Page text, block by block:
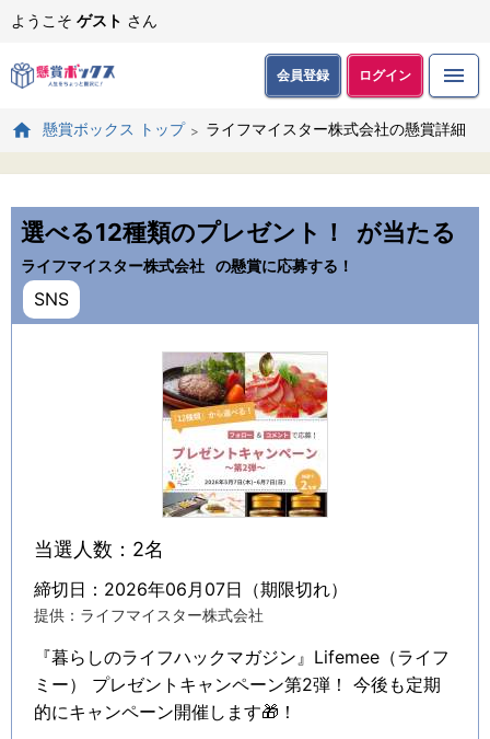
ようこそ ゲスト さん
会員登録 ログイン
懸賞ボックス トップ ライフマイスター株式会社の懸賞詳細
選べる12種類のプレゼント！ が当たる
ライフマイスター株式会社 の懸賞に応募する！
SNS
当選人数：2名
締切日：2026年06月07日（期限切れ）
提供：ライフマイスター株式会社
『暮らしのライフハックマガジン』Lifemee（ライフ
ミー） プレゼントキャンペーン第2弾！ 今後も定期
的にキャンペーン開催します🎁！